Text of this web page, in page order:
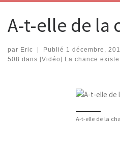
A-t-elle de la
par Eric | Publié 1 décembre,
508 dans [Vidéo] La chance
Navigation dans
A-t-elle de la